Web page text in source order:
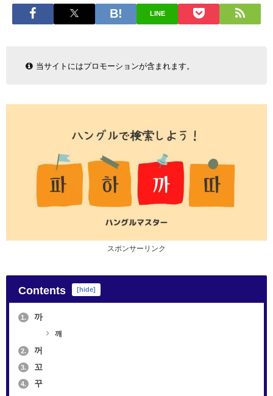
LINE
当サイトにはプロモーションが含まれます。
スポンサーリンク
Contents hide
1. 까
깨
2. 꺼
3. 꼬
4. 꾸